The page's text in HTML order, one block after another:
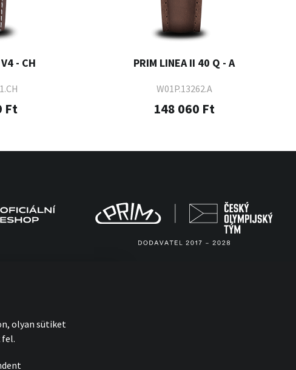
- CH
Ft
PRIM LINEA II 40 Q - A
W01P.13262.A
148 060 Ft
olyan sütiket